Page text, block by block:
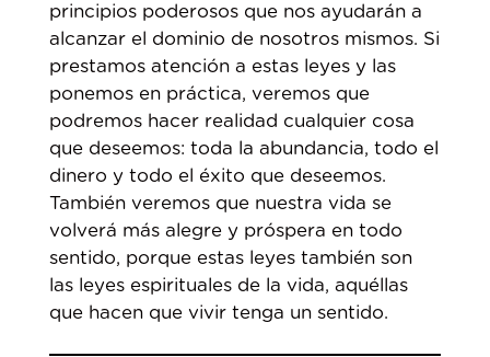
principios poderosos que nos ayudarán a
alcanzar el dominio de nosotros mismos. Si
prestamos atención a estas leyes y las
ponemos en práctica, veremos que
podremos hacer realidad cualquier cosa
que deseemos: toda la abundancia, todo el
dinero y todo el éxito que deseemos.
También veremos que nuestra vida se
volverá más alegre y próspera en todo
sentido, porque estas leyes también son
las leyes espirituales de la vida, aquéllas
que hacen que vivir tenga un sentido.